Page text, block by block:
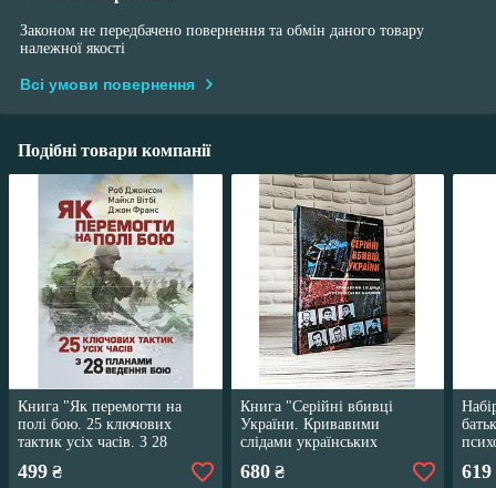
Законом не передбачено повернення та обмін даного товару
належної якості
Всі умови повернення
Подібні товари компанії
Книга "Як перемогти на
полі бою. 25 ключових
тактик усіх часів. З 28
499 ₴
Книга "Серійні вбивці
України. Кривавими
слідами українських
маніяків" Розовенко Е.Ф.,
Іваськів І.В.
680₴ 619